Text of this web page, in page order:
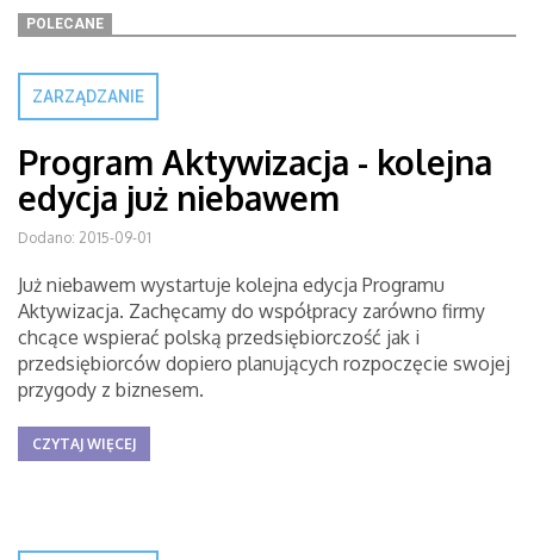
POLECANE
ZARZĄDZANIE
Program Aktywizacja - kolejna
edycja już niebawem
Dodano: 2015-09-01
Już niebawem wystartuje kolejna edycja Programu
Aktywizacja. Zachęcamy do współpracy zarówno firmy
chcące wspierać polską przedsiębiorczość jak i
przedsiębiorców dopiero planujących rozpoczęcie swojej
przygody z biznesem.
CZYTAJ WIĘCEJ